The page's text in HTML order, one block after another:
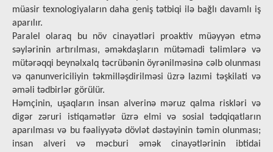
müasir texnologiyaların daha geniş tətbiqi ilə bağlı davamlı iş
aparılır.
Paralel olaraq bu növ cinayətləri proaktiv müəyyən etmə
səylərinin artırılması, əməkdaşların mütəmadi təlimlərə və
mütərəqqi beynəlxalq təcrübənin öyrənilməsinə cəlb olunması
və qanunvericiliyin təkmilləşdirilməsi üzrə lazımi təşkilati və
əməli tədbirlər görülür.
Həmçinin, uşaqların insan alverinə məruz qalma riskləri və
digər zəruri istiqamətlər üzrə elmi və sosial tədqiqatların
aparılması və bu fəaliyyətə dövlət dəstəyinin təmin olunması;
insan alveri və məcburi əmək cinayətlərinin ibtidai